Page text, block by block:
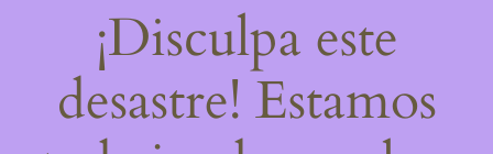
¡Disculpa este
desastre! Estamos